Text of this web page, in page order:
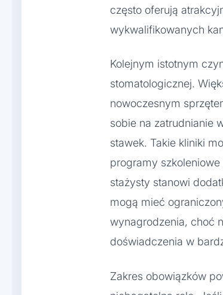
często oferują
wykwalifikowanych
Kolejnym istotnym
stomatologicznej.
nowoczesnym
sobie na zatrudnianie
stawek. Takie kliniki
programy
stażysty stanowi
mogą mieć
wynagrodzenia, choć
doświadczenia w
Zakres obowiązków